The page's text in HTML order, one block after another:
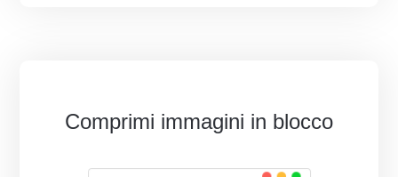
Comprimi immagini in blocco